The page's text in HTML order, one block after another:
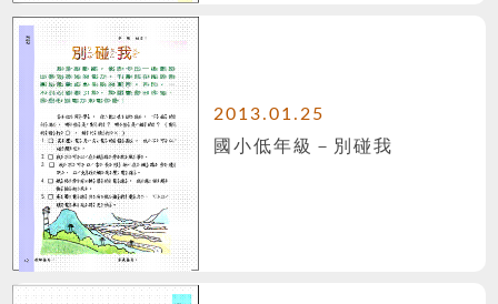
2013.01.25
國小低年級－別碰我